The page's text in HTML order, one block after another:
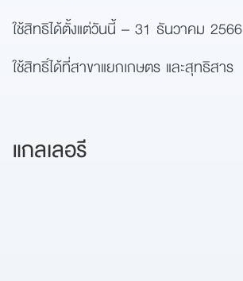
ใช้สิทธิได้ตั้งแต่วันนี้ – 31 ธันวาคม 2566
ใช้สิทธิ์ได้ที่สาขาแยกเกษตร และสุทธิสาร
แกลเลอรี